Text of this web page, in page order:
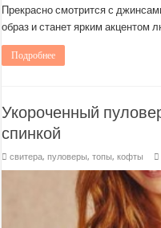
Прекрасно смотрится с
образ и станет ярким акцентом
Подробнее
Укороченный
спинкой
свитера, пуловеры, топы, кофты